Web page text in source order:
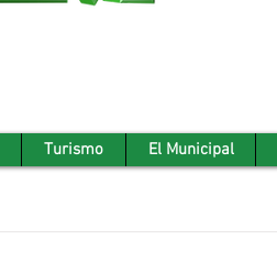
Turismo El Municipal